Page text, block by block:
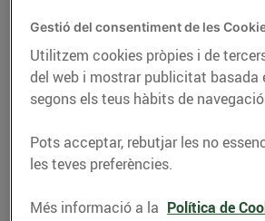
RECEPTES
Gestió del consentiment de les
Utilitzem cookies pròpies i de
del web i mostrar publicitat basada
segons els teus hàbits de
Pots acceptar, rebutjar les no
les teves preferències.
Més informació a la Política de